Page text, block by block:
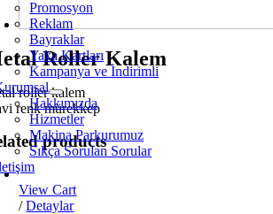
Promosyon
Reklam
Bayraklar
Yaka Kartları
Kampanya ve İndirimli
Hakkımızda
Hizmetler
Makina Parkurumuz
Sıkça Sorulan Sorular
Roller Kalem
roller kalem
renk mürekkep
products
View Cart
/ Detaylar